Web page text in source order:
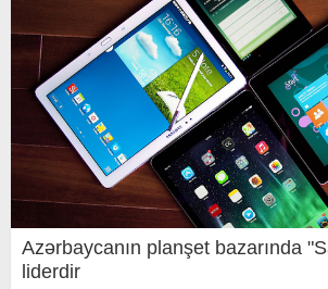
Azərbaycanın planşet bazarında
liderdir